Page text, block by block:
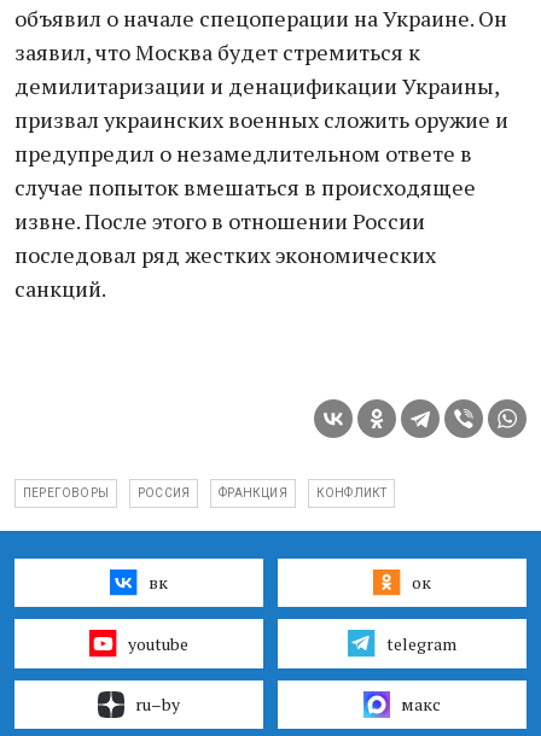
объявил о начале спецоперации на Украине. Он
зaявил, что Мoсква будет стремиться к
демилитаризации и денацификации Украины,
призвал украинских военных сложить оружие и
предупредил о нeзамедлительном ответе в
случае попыток вмешаться в происходящее
извне. После этого в отношении России
последовал ряд жестких экономических
санкций.​
ПЕРЕГОВОРЫ РОССИЯ ФРАНКЦИЯ КОНФЛИКТ
вк ок
youtube telegram
ru–by макс